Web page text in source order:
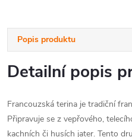
Popis produktu
Detailní popis
Francouzská terina je tradiční
Připravuje se z vepřového,
kachních či husích jater. Tento